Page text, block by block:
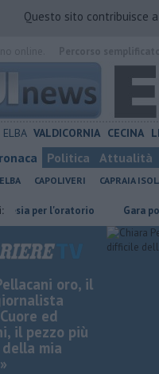
Questo sito contribuisce
ELBA VALDICORNIA CECINA
Politica Attualità
CAPOLIVERI CAPRAIA
l'oratorio Gara podistica
oro, il
ed
il pezzo più
mia